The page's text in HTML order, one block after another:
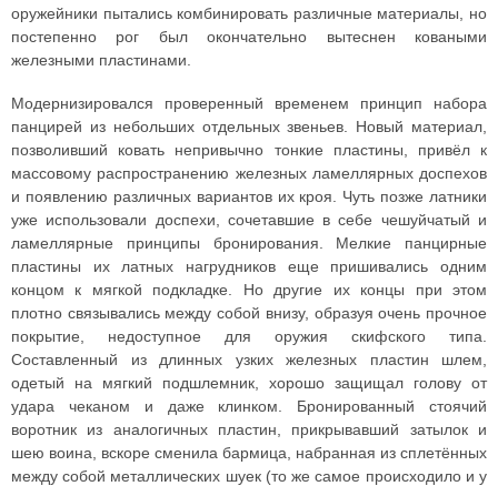
оружейники пытались комбинировать различные материалы, но
постепенно рог был окончательно вытеснен коваными
железными пластинами.
Модернизировался проверенный временем принцип набора
панцирей из небольших отдельных звеньев. Новый материал,
позволивший ковать непривычно тонкие пластины, привёл к
массовому распространению железных ламеллярных доспехов
и появлению различных вариантов их кроя. Чуть позже латники
уже использовали доспехи, сочетавшие в себе чешуйчатый и
ламеллярные принципы бронирования. Мелкие панцирные
пластины их латных нагрудников еще пришивались одним
концом к мягкой подкладке. Но другие их концы при этом
плотно связывались между собой внизу, образуя очень прочное
покрытие, недоступное для оружия скифского типа.
Составленный из длинных узких железных пластин шлем,
одетый на мягкий подшлемник, хорошо защищал голову от
удара чеканом и даже клинком. Бронированный стоячий
воротник из аналогичных пластин, прикрывавший затылок и
шею воина, вскоре сменила бармица, набранная из сплетённых
между собой металлических шуек (то же самое происходило и у